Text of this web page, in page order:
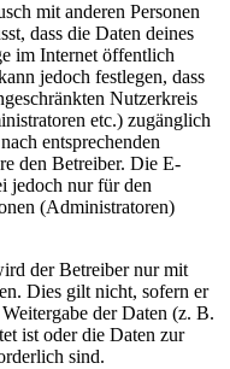
mit anderen Personen
dass die Daten deines
im Internet öffentlich
jedoch festlegen, dass
Nutzerkreis
etc.) zugänglich
entsprechenden
den Betreiber. Die E-
jedoch nur für den
(Administratoren)
der Betreiber nur mit
Dies gilt nicht, sofern er
der Daten (z. B.
ist oder die Daten zur
sind.